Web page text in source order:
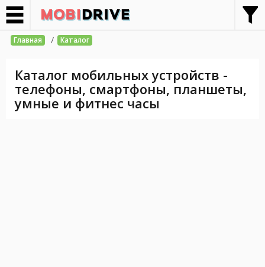
Главная / Каталог
Каталог мобильных устройств -
телефоны, смартфоны, планшеты,
умные и фитнес часы